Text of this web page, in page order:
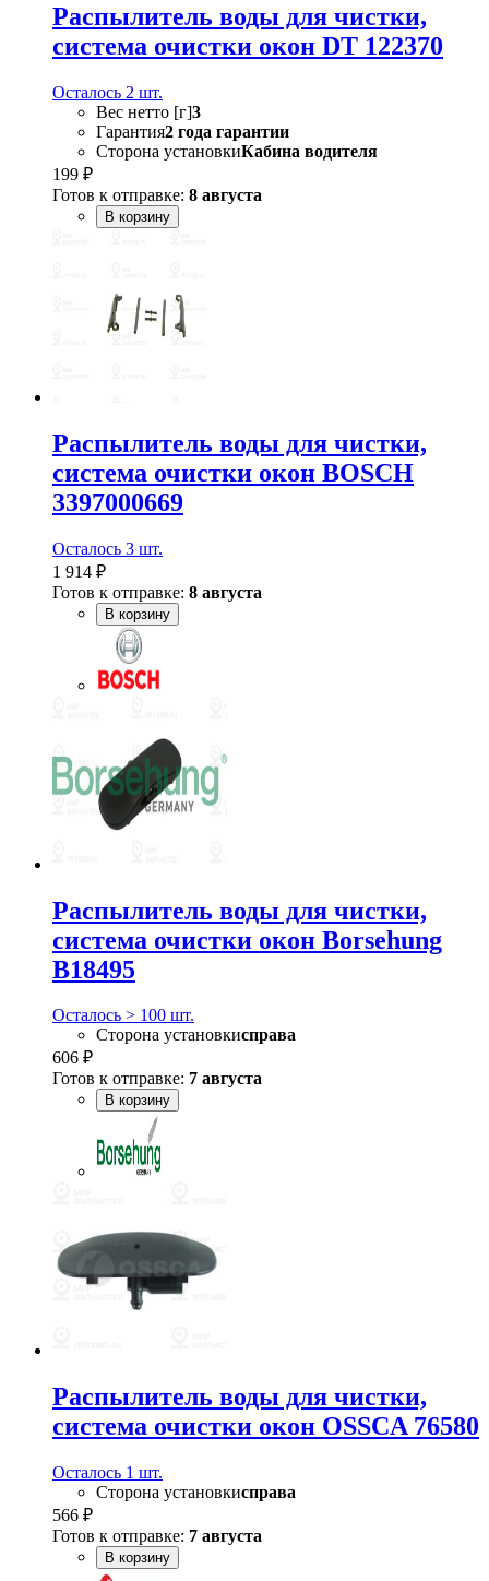
Распылитель воды для чистки,
система очистки окон DT 122370
Осталось 2 шт.
Вес нетто [г]3
Гарантия2 года гарантии
Сторона установкиКабина водителя
199 ₽
Готов к отправке: 8 августа
В корзину
Распылитель воды для чистки,
система очистки окон BOSCH
3397000669
Осталось 3 шт.
1 914 ₽
Готов к отправке: 8 августа
В корзину
Распылитель воды для чистки,
система очистки окон Borsehung
B18495
Осталось > 100 шт.
Сторона установкисправа
606 ₽
Готов к отправке: 7 августа
В корзину
Распылитель воды для чистки,
система очистки окон OSSCA 76580
Осталось 1 шт.
Сторона установкисправа
566 ₽
Готов к отправке: 7 августа
В корзину